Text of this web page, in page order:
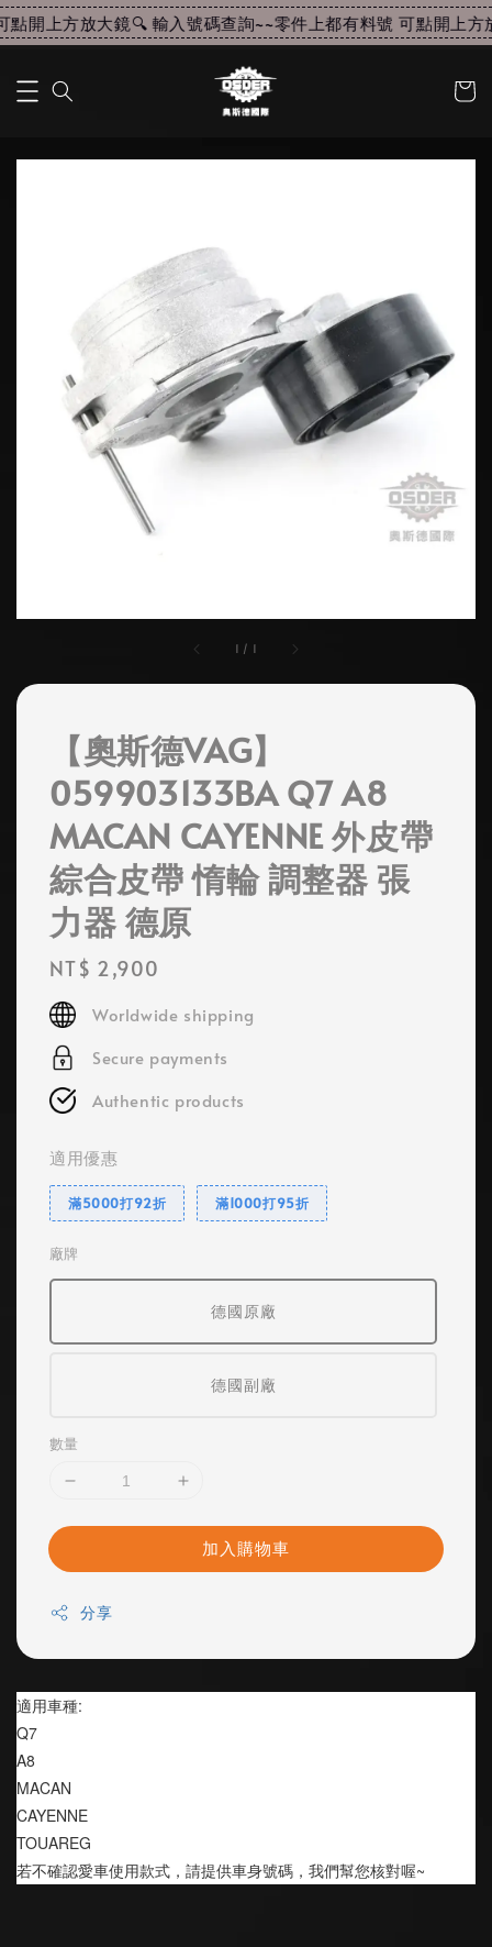
開上方放大鏡🔍 輸入號碼查詢~~零件上都有料號 可點開上方
1 / 1
【奧斯德VAG】
059903133BA Q7 A8
MACAN CAYENNE 外皮帶
綜合皮帶 惰輪 調整器 張
力器 德原
Regular
price
NT$ 2,900
Worldwide shipping
Secure payments
Authentic products
適用優惠
滿5000打92折 滿1000打95折
廠牌
德國原廠
德國副廠
數量
加入購物車
分享
適用車種:
Q7
A8
MACAN
CAYENNE
TOUAREG
若不確認愛車使用款式，請提供車身號碼，我們幫您核對喔~